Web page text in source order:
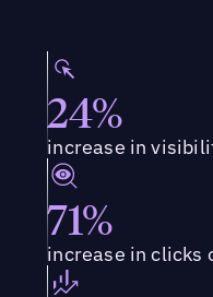
24%
increase in
71%
increase in clicks